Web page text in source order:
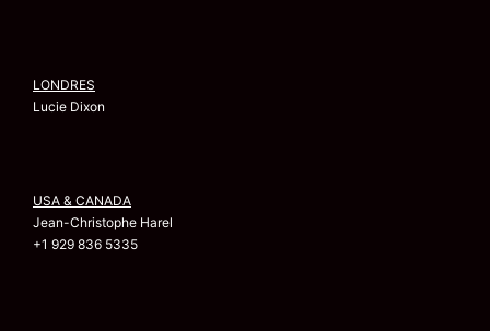
LONDRES
Lucie Dixon
USA & CANADA
Jean-Christophe Harel
+1 929 836 5335